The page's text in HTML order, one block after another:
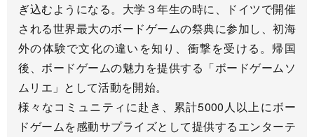
ぎ込むようになる。大学３年生の時に、ドイツで開催
される世界最大のボードゲームの祭典に参加し、初海
外の体験で文化の違いを知り、衝撃を受ける。帰国
後、ボードゲームの魅力を提供する「ボードゲームソ
ムリエ」として活動を開始。
様々なコミュニティに赴き、累計5000人以上にボー
ドゲームを感動サプライズとして提供するエンターテ